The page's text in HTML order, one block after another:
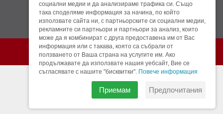
Театър София © 2026 г. Всички права запазени.
изработка:УебДизайн
социални медии и да анализираме трафика си. Също
така споделяме информация за начина, по който
използвате сайта ни, с партньорските си социални медии,
рекламните си партньори и партньори за анализ, които
може да я комбинират с друга предоставена им от Вас
информация или с такава, която са събрали от
ползването от Ваша страна на услугите им. Ако
продължавате да използвате нашия уебсайт, Вие се
съгласявате с нашите "бисквитки". Повече информация
Приемам Предпочитания